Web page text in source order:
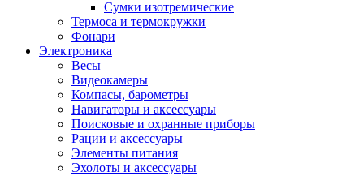
Сумки изотремические
Термоса и термокружки
Фонари
Электроника
Весы
Видеокамеры
Компасы, барометры
Навигаторы и аксессуары
Поисковые и охранные приборы
Рации и аксессуары
Элементы питания
Эхолоты и аксессуары